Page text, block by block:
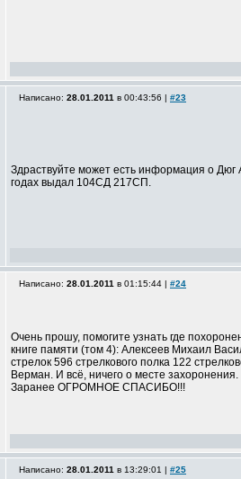
Написано: 28.01.2011 в 00:43:56 | #23
Здраствуйте может есть информация о Дюг
годах выдал 104СД 217СП.
Написано: 28.01.2011 в 01:15:44 | #24
Очень прошу, помогите узнать где
книге памяти (том 4): Алексеев Михаил
стрелок 596 стрелкового полка 122
Верман. И всё, ничего о месте
Заранее ОГРОМНОЕ СПАСИБО!!!
Написано: 28.01.2011 в 13:29:01 | #25